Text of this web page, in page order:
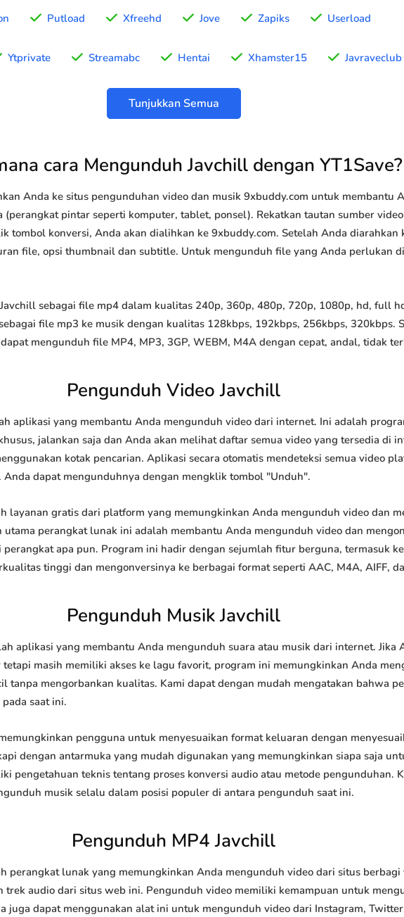
Putload Xfreehd Jove Zapiks Userload
Ytprivate Streamabc Hentai Xhamster15 Javraveclub
Tunjukkan Semua
cara Mengunduh Javchill dengan YT1Save?
Anda ke situs pengunduhan video dan musik 9xbuddy.com untuk membantu
pintar seperti komputer, tablet, ponsel). Rekatkan tautan sumber
tombol konversi, Anda akan dialihkan ke 9xbuddy.com. Setelah Anda diarahkan
file, opsi thumbnail dan subtitle. Untuk mengunduh file yang Anda perlukan
sebagai file mp4 dalam kualitas 240p, 360p, 480p, 720p, 1080p, hd, full
file mp3 ke musik dengan kualitas 128kbps, 192kbps, 256kbps, 320kbps.
mengunduh file MP4, MP3, 3GP, WEBM, M4A dengan cepat, andal, tidak
Pengunduh Video Javchill
aplikasi yang membantu Anda mengunduh video dari internet. Ini adalah
jalankan saja dan Anda akan melihat daftar semua video yang tersedia di
kotak pencarian. Aplikasi secara otomatis mendeteksi semua video
dapat mengunduhnya dengan mengklik tombol "Unduh".
layanan gratis dari platform yang memungkinkan Anda mengunduh video dan
utama perangkat lunak ini adalah membantu Anda mengunduh video dan
apa pun. Program ini hadir dengan sejumlah fitur berguna, termasuk
tinggi dan mengonversinya ke berbagai format seperti AAC, M4A, AIFF,
Pengunduh Musik Javchill
aplikasi yang membantu Anda mengunduh suara atau musik dari internet. Jika
masih memiliki akses ke lagu favorit, program ini memungkinkan Anda
tanpa mengorbankan kualitas. Kami dapat dengan mudah mengatakan bahwa
saat ini.
pengguna untuk menyesuaikan format keluaran dengan
dengan antarmuka yang mudah digunakan yang memungkinkan siapa saja
pengetahuan teknis tentang proses konversi audio atau metode pengunduhan.
musik selalu dalam posisi populer di antara pengunduh saat ini.
Pengunduh MP4 Javchill
perangkat lunak yang memungkinkan Anda mengunduh video dari situs
trek audio dari situs web ini. Pengunduh video memiliki kemampuan untuk
juga dapat menggunakan alat ini untuk mengunduh video dari Instagram,